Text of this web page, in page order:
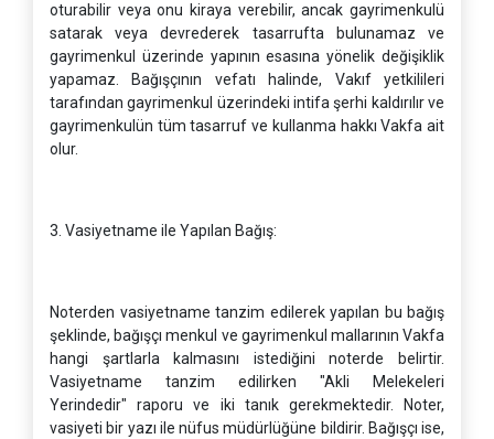
oturabilir veya onu kiraya verebilir, ancak gayrimenkulü
satarak veya devrederek tasarrufta bulunamaz ve
gayrimenkul üzerinde yapının esasına yönelik değişiklik
yapamaz. Bağışçının vefatı halinde, Vakıf yetkilileri
tarafından gayrimenkul üzerindeki intifa şerhi kaldırılır ve
gayrimenkulün tüm tasarruf ve kullanma hakkı Vakfa ait
olur.
3. Vasiyetname ile Yapılan Bağış:
Noterden vasiyetname tanzim edilerek yapılan bu bağış
şeklinde, bağışçı menkul ve gayrimenkul mallarının Vakfa
hangi şartlarla kalmasını istediğini noterde belirtir.
Vasiyetname tanzim edilirken "Akli Melekeleri
Yerindedir" raporu ve iki tanık gerekmektedir. Noter,
vasiyeti bir yazı ile nüfus müdürlüğüne bildirir. Bağışçı ise,